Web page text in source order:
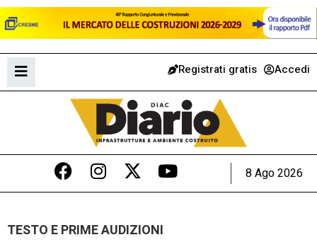
Registrati gratis Accedi
8 Ago 2026
TESTO E PRIME AUDIZIONI